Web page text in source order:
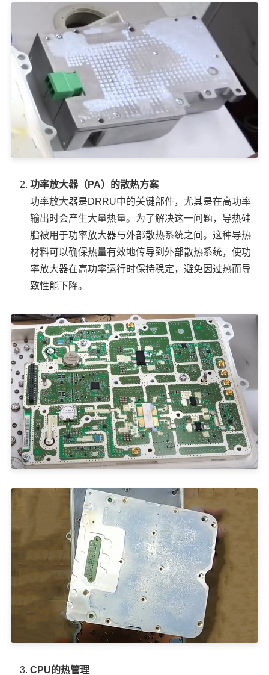
功率放大器（PA）的散热方案
功率放大器是DRRU中的关键部件，尤其是在高功率
输出时会产生大量热量。为了解决这一问题，导热硅
脂被用于功率放大器与外部散热系统之间。这种导热
材料可以确保热量有效地传导到外部散热系统，使功
率放大器在高功率运行时保持稳定，避免因过热而导
致性能下降。
CPU的热管理